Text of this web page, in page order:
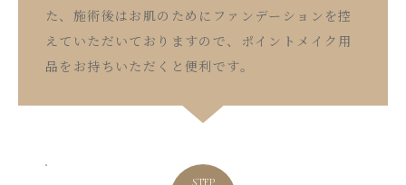
た、施術後はお肌のためにファンデーションを控
えていただいておりますので、ポイントメイク用
品をお持ちいただくと便利です。
STEP